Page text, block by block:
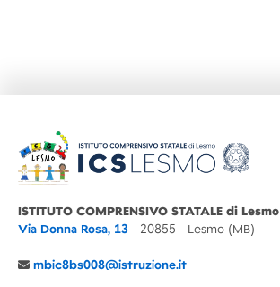
ISTITUTO COMPRENSIVO STATALE di Lesmo
Via Donna Rosa, 13 - 20855 - Lesmo (MB)
mbic8bs008@istruzione.it